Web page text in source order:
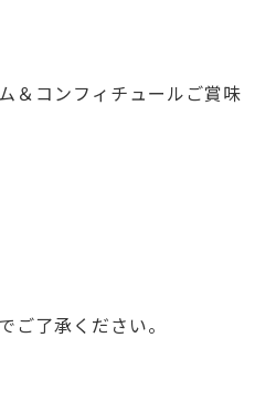
＆コンフィチュールご賞味
了承ください。